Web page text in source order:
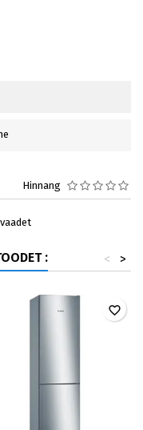
Hinnang
: >
<
favorite_border